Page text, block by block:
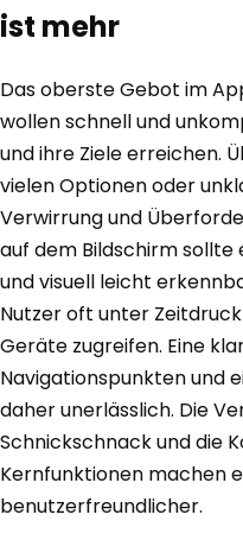
ist mehr
Das oberste Gebot im
wollen schnell und
und ihre Ziele erreichen.
vielen Optionen oder
Verwirrung und
auf dem Bildschirm
und visuell leicht
Nutzer oft unter
Geräte zugreifen. Eine
Navigationspunkten und
daher unerlässlich. Die
Schnickschnack und die
Kernfunktionen machen
benutzerfreundlicher.